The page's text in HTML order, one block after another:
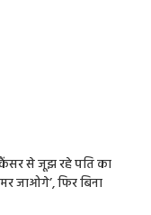
से जूझ रहे पति का
जाओगे’, फिर बिना